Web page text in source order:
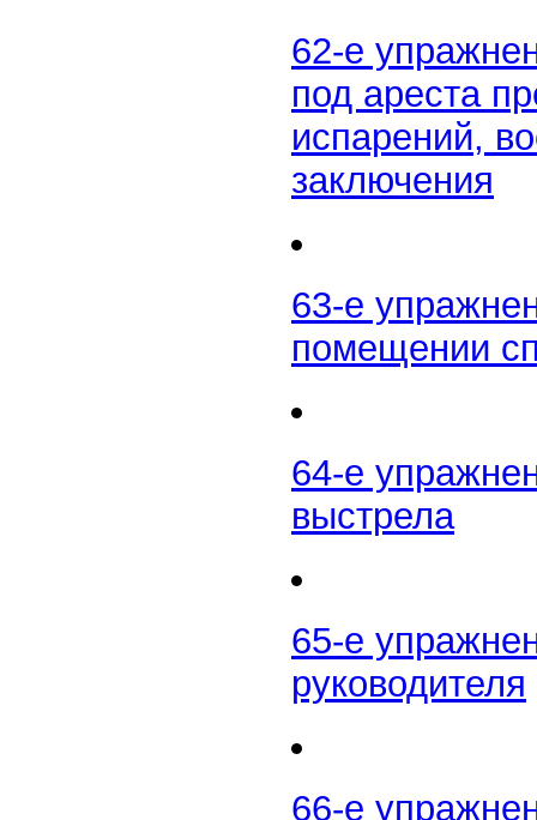
62-е
под ареста
испарений,
заключения
63-е
помещении
64-е
выстрела
65-е
руководителя
66-е